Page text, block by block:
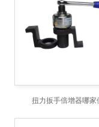
扭力扳手倍增器哪家